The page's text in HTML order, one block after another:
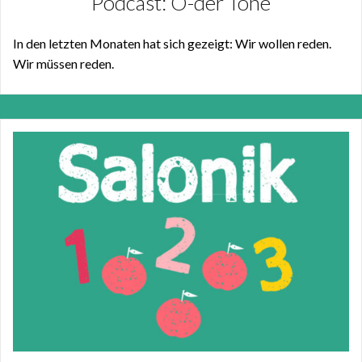
In den letzten Monaten hat sich gezeigt: Wir wollen reden.
Wir müssen reden.